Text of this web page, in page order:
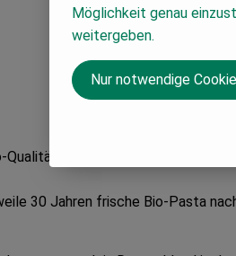
30 Jahren frische Bio-Pasta
Möglichkeit genau
weitergeben.
Nur notwendige